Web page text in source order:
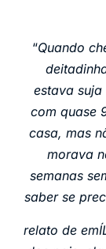
“Quando
estava
com quase
casa, mas
morava
semanas
saber se
relato de